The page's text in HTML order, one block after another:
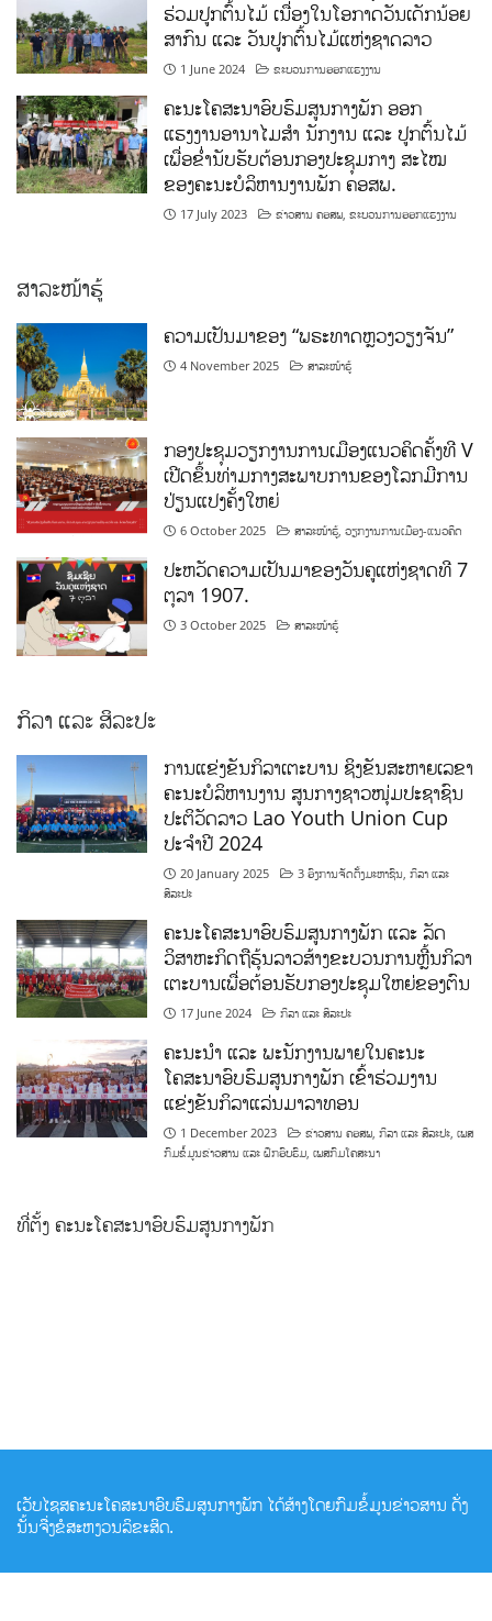
ຮ່ວມປູກຕົ້ນໄມ້ ເນື່ອງໃນໂອກາດວັນເດັກນ້ອຍ
ສາກົນ ແລະ ວັນປູກຕົ້ນໄມ້ແຫ່ງຊາດລາວ
1 June 2024 ຂະບວນການອອກແຮງງານ
ຄະນະໂຄສະນາອົບຮົມສູນກາງພັກ ອອກ
ແຮງງານອານາໄມສໍາ ນັກງານ ແລະ ປູກຕົ້ນໄມ້
ເພື່ອຂໍ່ານັບຮັບຕ້ອນກອງປະຊຸມກາງ ສະໄໝ
ຂອງຄະນະບໍລິຫານງານພັກ ຄອສພ.
17 July 2023 ຂ່າວສານ ຄອສພ,ຂະບວນການອອກແຮງງານ
ສາລະໜ້າຮູ້
ຄວາມເປັນມາຂອງ “ພຣະທາດຫຼວງວຽງຈັນ”
4 November 2025 ສາລະໜ້າຮູ້
ກອງປະຊຸມວຽກງານການເມືອງແນວຄິດຄັ້ງທີ V
ເປີດຂຶ້ນທ່າມກາງສະພາບການຂອງໂລກມີການ
ປ່ຽນແປງຄັ້ງໃຫຍ່
6 October 2025 ສາລະໜ້າຮູ້,ວຽກງານການເມືອງ-ແນວຄິດ
ປະຫວັດຄວາມເປັນມາຂອງວັນຄູແຫ່ງຊາດທີ 7
ຕຸລາ 1907.
3 October 2025 ສາລະໜ້າຮູ້
ກິລາ ແລະ ສິລະປະ
ການແຂ່ງຂັນກິລາເຕະບານ ຊິງຂັນສະຫາຍເລຂາ
ຄະນະບໍລິຫານງານ ສູນກາງຊາວໜຸ່ມປະຊາຊົນ
ປະຕິວັດລາວ Lao Youth Union Cup
ປະຈຳປີ 2024
20 January 2025 3 ອົງການຈັດຕັ້ງມະຫາຊົນ ,ກິລາ ແລະ
ສິລະປະ
ຄະນະໂຄສະນາອົບຮົມສູນກາງພັກ ແລະ ລັດ
ວິສາຫະກິດຖືຮຸ້ນລາວສ້າງຂະບວນການຫຼີ້ນກິລາ
ເຕະບານເພື່ອຕ້ອນຮັບກອງປະຊຸມໃຫຍ່ຂອງຕົນ
17 June 2024 ກິລາ ແລະ ສິລະປະ
ຄະນະນຳ ແລະ ພະນັກງານພາຍໃນຄະນະ
ໂຄສະນາອົບຮົມສູນກາງພັກ ເຂົ້າຮ່ວມງານ
ແຂ່ງຂັນກິລາແລ່ນມາລາທອນ
1 December 2023 ຂ່າວສານ ຄອສພ ,ກິລາ ແລະ ສິລະປະ ,ເພສ
ກົມຂໍ້ມູນຂ່າວສານ ແລະ ຝຶກອົບຮົມ ,ເພສກົມໂຄສະນາ
ທີ່ຕັ້ງ ຄະນະໂຄສະນາອົບຮົມສູນກາງພັກ
ເວັບໄຊສຄະນະໂຄສະນາອົບຮົມສູນກາງພັກ ໄດ້ສ້າງໂດຍກົມຂໍ້ມູນຂ່າວສານ ດັ່ງ
ນັ້ນຈື່ງຂໍສະຫງວນລິຂະສິດ.